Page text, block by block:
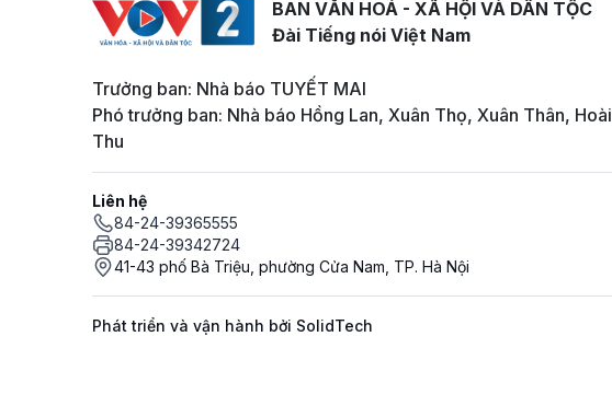
BAN VĂN HOÁ - XÃ HỘI VÀ DÂN TỘC
Đài Tiếng nói Việt Nam
Trưởng ban: Nhà báo TUYẾT MAI
Phó trưởng ban: Nhà báo Hồng Lan, Xuân Thọ, Xuân Thân, Hoài
Thu
Liên hệ
84-24-39365555
84-24-39342724
41-43 phố Bà Triệu, phường Cửa Nam, TP. Hà Nội
Phát triển và vận hành bởi SolidTech